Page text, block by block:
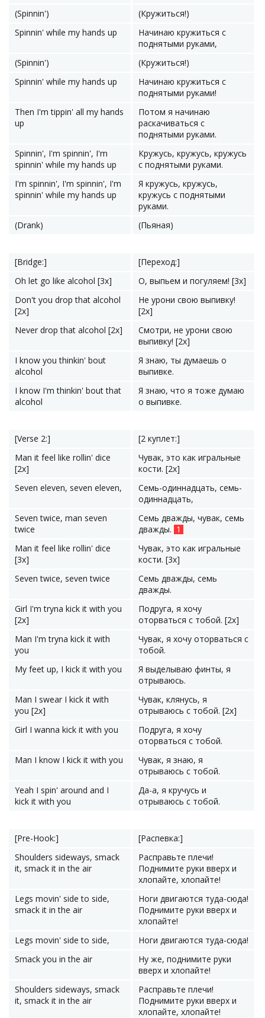
(Spinnin')
(Кружиться!)
Spinnin' while my hands up
Начинаю кружиться с
поднятыми руками,
(Spinnin')
(Кружиться!)
Spinnin' while my hands up
Начинаю кружиться с
поднятыми руками!
Then I'm tippin' all my hands
up
Потом я начинаю
раскачиваться с
поднятыми руками.
Spinnin', I'm spinnin', I'm
spinnin' while my hands up
Кружусь, кружусь, кружусь
с поднятыми руками.
I'm spinnin', I'm spinnin', I'm
spinnin' while my hands up
Я кружусь, кружусь,
кружусь с поднятыми
руками.
(Drank)
(Пьяная)
[Bridge:]
[Переход:]
Oh let go like alcohol [3x]
О, выпьем и погуляем! [3x]
Don't you drop that alcohol
[2x]
Не урони свою выпивку!
[2x]
Never drop that alcohol [2x]
Смотри, не урони свою
выпивку! [2x]
I know you thinkin' bout
alcohol
Я знаю, ты думаешь о
выпивке.
I know I'm thinkin' bout that
alcohol
Я знаю, что я тоже думаю
о выпивке.
[Verse 2:]
[2 куплет:]
Man it feel like rollin' dice
[2x]
Чувак, это как игральные
кости. [2x]
Seven eleven, seven eleven,
Семь-одиннадцать, семь-
одиннадцать,
Seven twice, man seven
twice
Семь дважды, чувак, семь
дважды. 1
Man it feel like rollin' dice
[3x]
Чувак, это как игральные
кости. [3x]
Seven twice, seven twice
Семь дважды, семь
дважды.
Girl I'm tryna kick it with you
[2x]
Подруга, я хочу
оторваться с тобой. [2x]
Man I'm tryna kick it with
you
Чувак, я хочу оторваться с
тобой.
My feet up, I kick it with you
Я выделываю финты, я
отрываюсь.
Man I swear I kick it with
you [2x]
Чувак, клянусь, я
отрываюсь с тобой. [2x]
Girl I wanna kick it with you
Подруга, я хочу
оторваться с тобой.
Man I know I kick it with you
Чувак, я знаю, я
отрываюсь с тобой.
Yeah I spin' around and I
kick it with you
Да-а, я кручусь и
отрываюсь с тобой.
[Pre-Hook:]
[Распевка:]
Shoulders sideways, smack
it, smack it in the air
Расправьте плечи!
Поднимите руки вверх и
хлопайте, хлопайте!
Legs movin' side to side,
smack it in the air
Ноги двигаются туда-сюда!
Поднимите руки вверх и
хлопайте!
Legs movin' side to side,
Ноги двигаются туда-сюда!
Smack you in the air
Ну же, поднимите руки
вверх и хлопайте!
Shoulders sideways, smack
it, smack it in the air
Расправьте плечи!
Поднимите руки вверх и
хлопайте, хлопайте!